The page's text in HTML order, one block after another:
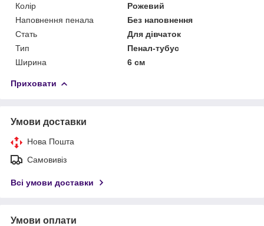
Колір
Рожевий
Наповнення пенала
Без наповнення
Стать
Для дівчаток
Тип
Пенал-тубус
Ширина
6 см
Приховати
Умови доставки
Нова Пошта
Самовивіз
Всі умови доставки
Умови оплати